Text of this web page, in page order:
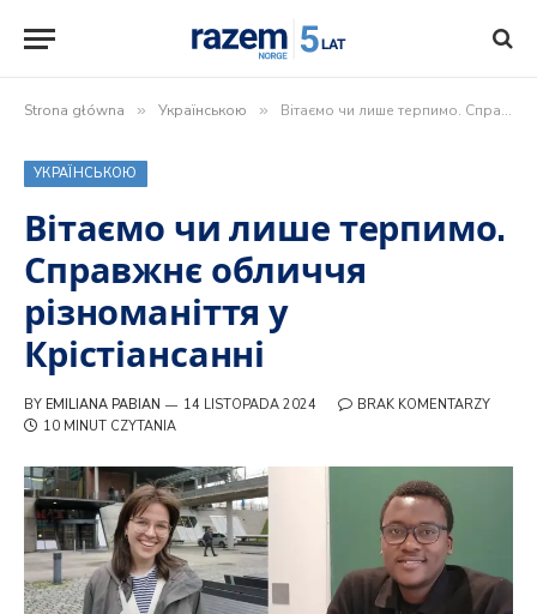
Strona główna » Українською » Вітаємо чи лише терпимо. Справжнє обличчя різноманіття у Крістіансанні
УКРАЇНСЬКОЮ
Вітаємо чи лише терпимо.
Справжнє обличчя
різноманіття у
Крістіансанні
BY EMILIANA PABIAN 14 LISTOPADA 2024
BRAK KOMENTARZY
10 MINUT CZYTANIA